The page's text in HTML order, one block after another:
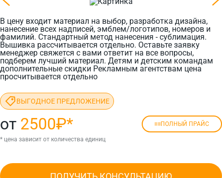
В цену входит материал на выбор, разработка дизайна,
нанесение всех надписей, эмблем/логотипов, номеров и
фамилий. Стандартный метод нанесения - сублимация.
Вышивка рассчитывается отдельно. Оставьте заявку
менеджер свяжется с вами ответит на все вопросы,
подберем лучший материал. Детям и детским командам
дополнительные скидки Рекламным агентствам цена
просчитывается отдельно
ВЫГОДНОЕ ПРЕДЛОЖЕНИЕ
от 2500₽* ПОЛНЫЙ ПРАЙС
* цена зависит от количества единиц